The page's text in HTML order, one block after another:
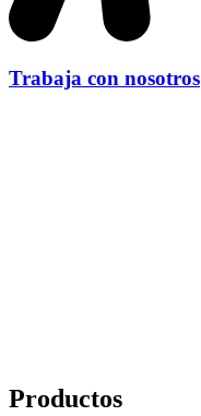
Trabaja con nosotros
Productos